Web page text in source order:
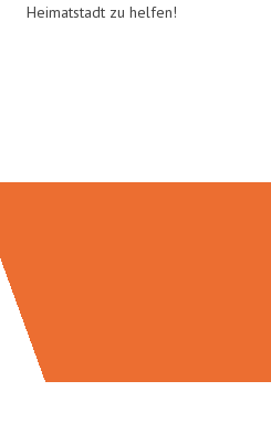
Heimatstadt zu helfen!